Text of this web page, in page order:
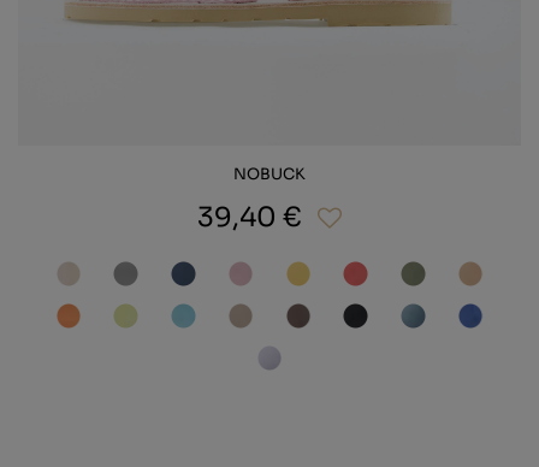
NOBUCK
39,40 €